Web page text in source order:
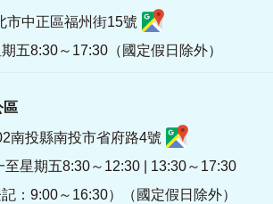
市中正區福州街15號
五8:30～17:30（國定假日除外）
區
南投縣南投市省府路4號
至星期五8:30～12:30 | 13:30～17:30
記：9:00～16:30）（國定假日除外）